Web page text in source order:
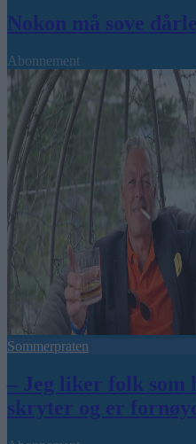
Nokon må sove
Abonnement
Sommerpraten
– Jeg liker folk som
skryter og er